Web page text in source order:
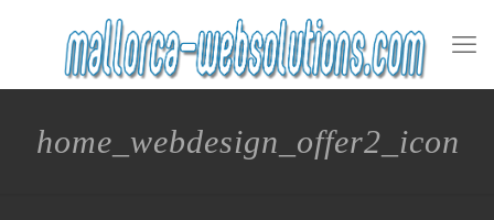
home_webdesign_offer2_icon